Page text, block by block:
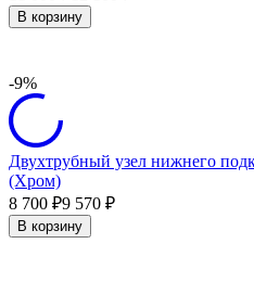
В корзину
-9%
Двухтрубный узел нижнего
(Хром)
8 700 ₽9 570 ₽
В корзину